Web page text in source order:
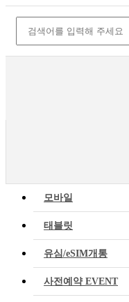
모바일
태블릿
유심/eSIM개통
사전예약 EVENT